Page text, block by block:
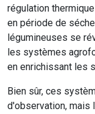
régulation
en période de
légumineuses se
les systèmes
en enrichissant les
Bien sûr, ces
d'observation, mais